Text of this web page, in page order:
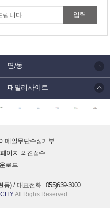
면/동
패밀리사이트
이메일무단수집거부
페이지 의견접수
로드
동) / 대표전화 : 055)639-3000
. All Rights Reserved.